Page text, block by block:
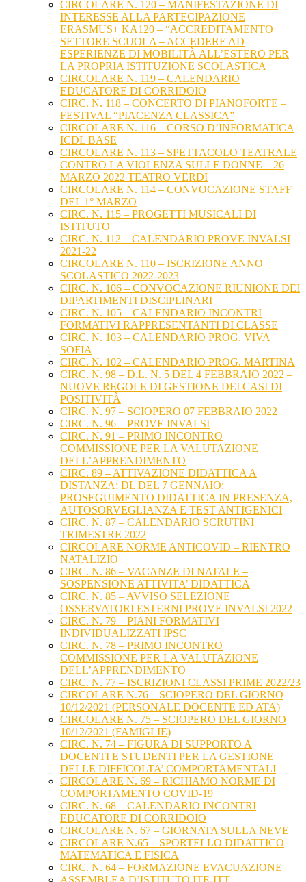
CIRCOLARE N. 120 – MANIFESTAZIONE DI
INTERESSE ALLA PARTECIPAZIONE
ERASMUS+ KA120 – “ACCREDITAMENTO
SETTORE SCUOLA – ACCEDERE AD
ESPERIENZE DI MOBILITÀ ALL’ESTERO PER
LA PROPRIA ISTITUZIONE SCOLASTICA
CIRCOLARE N. 119 – CALENDARIO
EDUCATORE DI CORRIDOIO
CIRC. N. 118 – CONCERTO DI PIANOFORTE –
FESTIVAL “PIACENZA CLASSICA”
CIRCOLARE N. 116 – CORSO D’INFORMATICA
ICDL BASE
CIRCOLARE N. 113 – SPETTACOLO TEATRALE
CONTRO LA VIOLENZA SULLE DONNE – 26
MARZO 2022 TEATRO VERDI
CIRCOLARE N. 114 – CONVOCAZIONE STAFF
DEL 1° MARZO
CIRC. N. 115 – PROGETTI MUSICALI DI
ISTITUTO
CIRC. N. 112 – CALENDARIO PROVE INVALSI
2021-22
CIRCOLARE N. 110 – ISCRIZIONE ANNO
SCOLASTICO 2022-2023
CIRC. N. 106 – CONVOCAZIONE RIUNIONE DEI
DIPARTIMENTI DISCIPLINARI
CIRC. N. 105 – CALENDARIO INCONTRI
FORMATIVI RAPPRESENTANTI DI CLASSE
CIRC. N. 103 – CALENDARIO PROG. VIVA
SOFIA
CIRC. N. 102 – CALENDARIO PROG. MARTINA
CIRC. N. 98 – D.L. N. 5 DEL 4 FEBBRAIO 2022 –
NUOVE REGOLE DI GESTIONE DEI CASI DI
POSITIVITÀ
CIRC. N. 97 – SCIOPERO 07 FEBBRAIO 2022
CIRC. N. 96 – PROVE INVALSI
CIRC. N. 91 – PRIMO INCONTRO
COMMISSIONE PER LA VALUTAZIONE
DELL’APPRENDIMENTO
CIRC. 89 – ATTIVAZIONE DIDATTICA A
DISTANZA; DL DEL 7 GENNAIO:
PROSEGUIMENTO DIDATTICA IN PRESENZA,
AUTOSORVEGLIANZA E TEST ANTIGENICI
CIRC. N. 87 – CALENDARIO SCRUTINI
TRIMESTRE 2022
CIRCOLARE NORME ANTICOVID – RIENTRO
NATALIZIO
CIRC. N. 86 – VACANZE DI NATALE –
SOSPENSIONE ATTIVITA’ DIDATTICA
CIRC. N. 85 – AVVISO SELEZIONE
OSSERVATORI ESTERNI PROVE INVALSI 2022
CIRC. N. 79 – PIANI FORMATIVI
INDIVIDUALIZZATI IPSC
CIRC. N. 78 – PRIMO INCONTRO
COMMISSIONE PER LA VALUTAZIONE
DELL’APPRENDIMENTO
CIRC. N. 77 – ISCRIZIONI CLASSI PRIME 2022/23
CIRCOLARE N.76 – SCIOPERO DEL GIORNO
10/12/2021 (PERSONALE DOCENTE ED ATA)
CIRCOLARE N. 75 – SCIOPERO DEL GIORNO
10/12/2021 (FAMIGLIE)
CIRC. N. 74 – FIGURA DI SUPPORTO A
DOCENTI E STUDENTI PER LA GESTIONE
DELLE DIFFICOLTA’ COMPORTAMENTALI
CIRCOLARE N. 69 – RICHIAMO NORME DI
COMPORTAMENTO COVID-19
CIRC. N. 68 – CALENDARIO INCONTRI
EDUCATORE DI CORRIDOIO
CIRCOLARE N. 67 – GIORNATA SULLA NEVE
CIRCOLARE N.65 – SPORTELLO DIDATTICO
MATEMATICA E FISICA
CIRC. N. 64 – FORMAZIONE EVACUAZIONE